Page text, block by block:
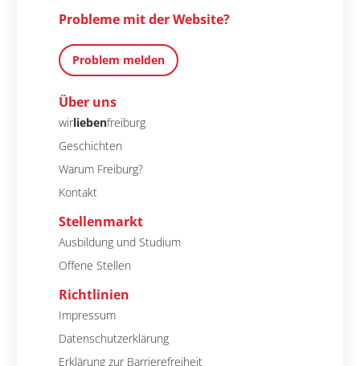
Probleme mit der Website?
Problem melden
Über uns
wirliebenfreiburg
Geschichten
Warum Freiburg?
Kontakt
Stellenmarkt
Ausbildung und Studium
Offene Stellen
Richtlinien
Impressum
Datenschutzerklärung
Erklärung zur Barrierefreiheit